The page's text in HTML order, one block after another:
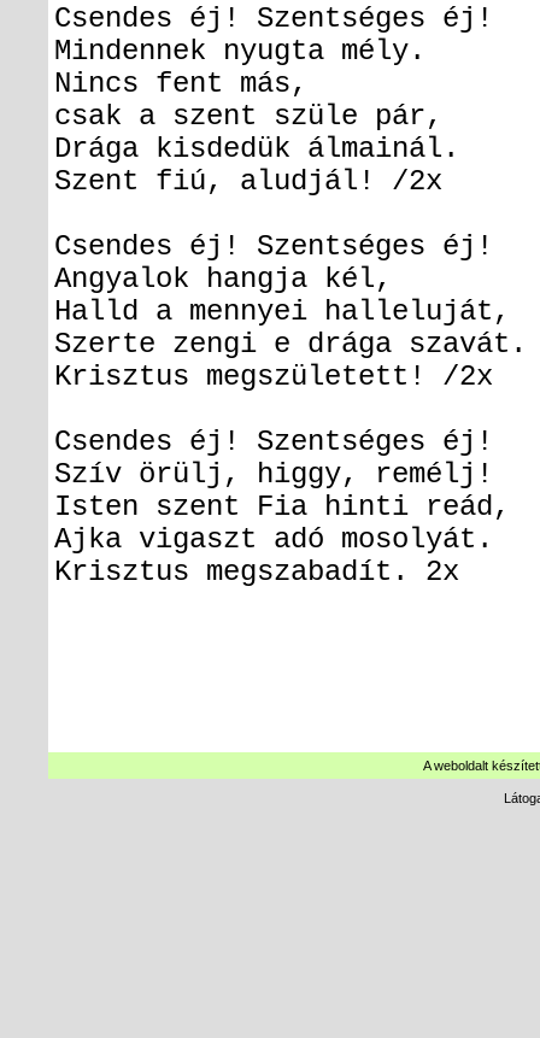
Csendes éj! Szentséges éj!
Mindennek nyugta mély.
Nincs fent más,
csak a szent szüle pár,
Drága kisdedük álmainál.
Szent fiú, aludjál! /2x
Csendes éj! Szentséges éj!
Angyalok hangja kél,
Halld a mennyei halleluját,
Szerte zengi e drága szavát.
Krisztus megszületett! /2x
Csendes éj! Szentséges éj!
Szív örülj, higgy, remélj!
Isten szent Fia hinti reád,
Ajka vigaszt adó mosolyát.
Krisztus megszabadít. 2x
A weboldalt